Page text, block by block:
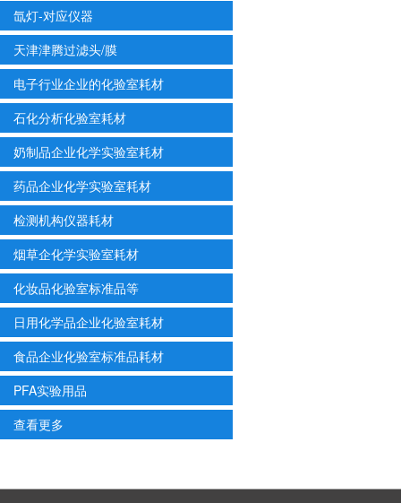
氙灯-对应仪器
天津津腾过滤头/膜
电子行业企业的化验室耗材
石化分析化验室耗材
奶制品企业化学实验室耗材
药品企业化学实验室耗材
检测机构仪器耗材
烟草企化学实验室耗材
化妆品化验室标准品等
日用化学品企业化验室耗材
食品企业化验室标准品耗材
PFA实验用品
查看更多